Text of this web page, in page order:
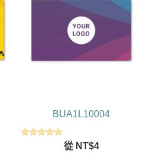
BUA1L10004
從 NT$4